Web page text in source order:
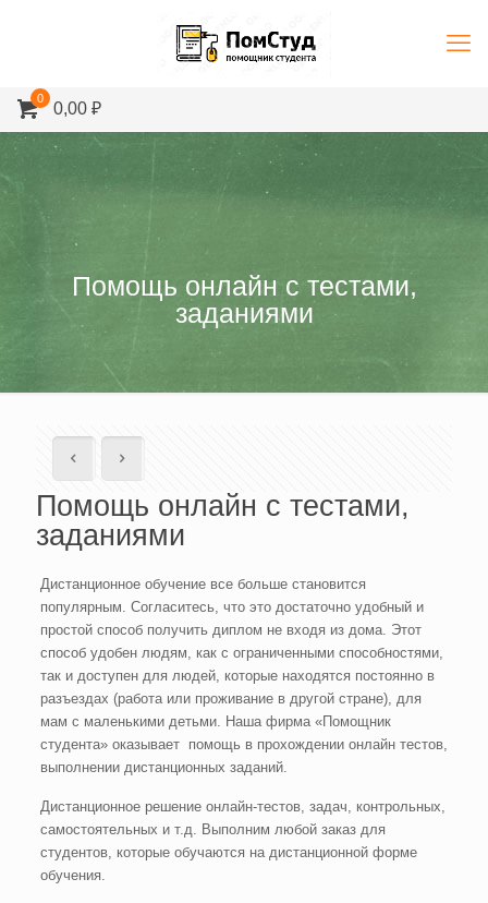
0
0,00 ₽
Помощь онлайн с тестами,
заданиями
Помощь онлайн с тестами,
заданиями
Дистанционное обучение все больше становится
популярным. Согласитесь, что это достаточно удобный и
простой способ получить диплом не входя из дома. Этот
способ удобен людям, как с ограниченными способностями,
так и доступен для людей, которые находятся постоянно в
разъездах (работа или проживание в другой стране), для
мам с маленькими детьми. Наша фирма «Помощник
студента» оказывает помощь в прохождении онлайн тестов,
выполнении дистанционных заданий.
Дистанционное решение онлайн-тестов, задач, контрольных,
самостоятельных и т.д. Выполним любой заказ для
студентов, которые обучаются на дистанционной форме
обучения.